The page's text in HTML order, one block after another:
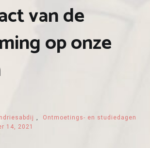
van de
op onze
,
Ontmoetings- en studiedagen
14, 2021